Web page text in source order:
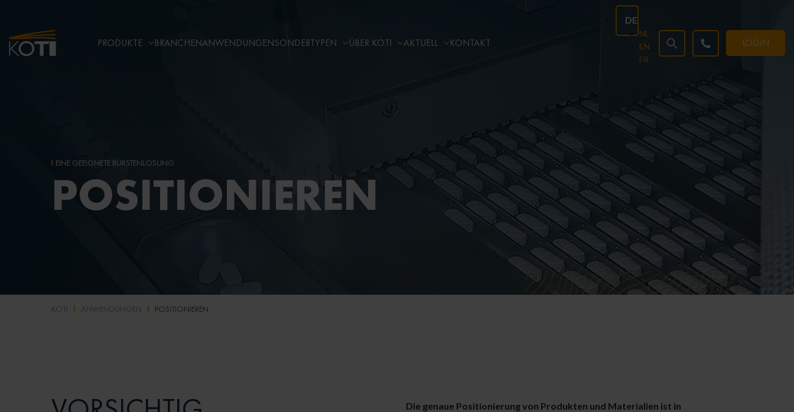
PRODUKTE BRANCHENANWENDUNGENSONDERTYPEN ÜBER KOTI AKTUELL KONTAKT
DE
NL
EN
FR
LOGIN
EINE GEEIGNETE BÜRSTENLÖSUNG
POSITIONIEREN
KOTI ANWENDUNGEN POSITIONIEREN
Die genaue Positionierung von Produkten und Materialien ist in